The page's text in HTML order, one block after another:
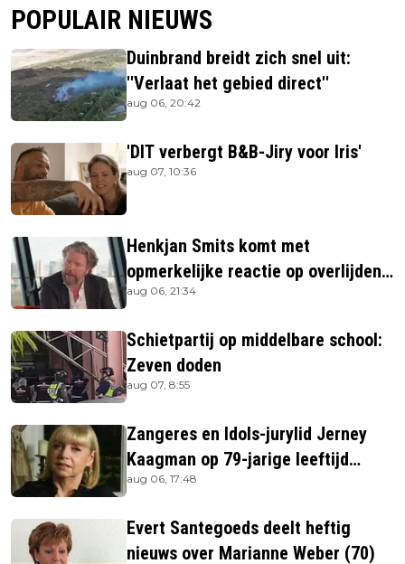
POPULAIR NIEUWS
Duinbrand breidt zich snel uit:
''Verlaat het gebied direct''
aug 06, 20:42
'DIT verbergt B&B-Jiry voor Iris'
aug 07, 10:36
Henkjan Smits komt met
opmerkelijke reactie op overlijden
Jerney Kaagman
aug 06, 21:34
Schietpartij op middelbare school:
Zeven doden
aug 07, 8:55
Zangeres en Idols-jurylid Jerney
Kaagman op 79-jarige leeftijd
overleden
aug 06, 17:48
Evert Santegoeds deelt heftig
nieuws over Marianne Weber (70)